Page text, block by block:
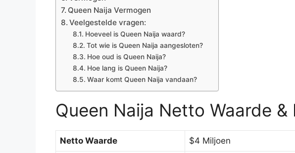
Queen Naija Vermogen
Veelgestelde vragen:
Hoeveel is Queen Naija waard?
Tot wie is Queen Naija aangesloten?
Hoe oud is Queen Naija?
Hoe lang is Queen Naija?
Waar komt Queen Naija vandaan?
Queen Naija Netto Waarde &
Netto Waarde $4 Miljoen